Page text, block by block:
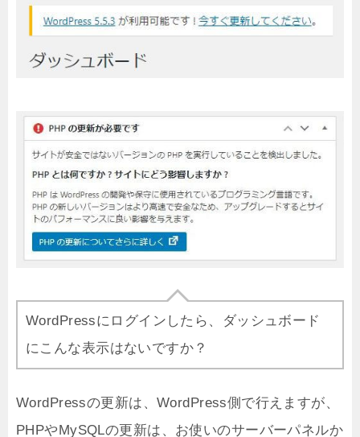
WordPressにログインしたら、ダッシュボード
にこんな表示はないですか？
WordPressの更新は、WordPress側で行えますが、
PHPやMySQLの更新は、お使いのサーバーパネルか